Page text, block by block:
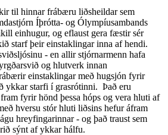
til hinnar frábæru liðsheildar sem
Íþrótta- og Ólympíusambands
einhugur, og eflaust gera fæstir sér
starf þeir einstaklingar inna af hendi.
- en allir stjórnarmenn hafa
og hlutverk innan
einstaklingar með hugsjón fyrir
ykkar starfi í grasrótinni. Það eru
fyrir hönd þessa hóps og vera hluti af
hversu stór hluti liðsins hefur áfram
hreyfingarinnar - og það traust sem
sýnt af ykkar hálfu.